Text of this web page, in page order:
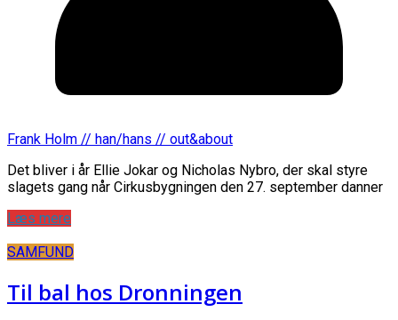
Frank Holm // han/hans // out&about
Det bliver i år Ellie Jokar og Nicholas Nybro, der skal styre
slagets gang når Cirkusbygningen den 27. september danner
Læs mere
SAMFUND
Til bal hos Dronningen